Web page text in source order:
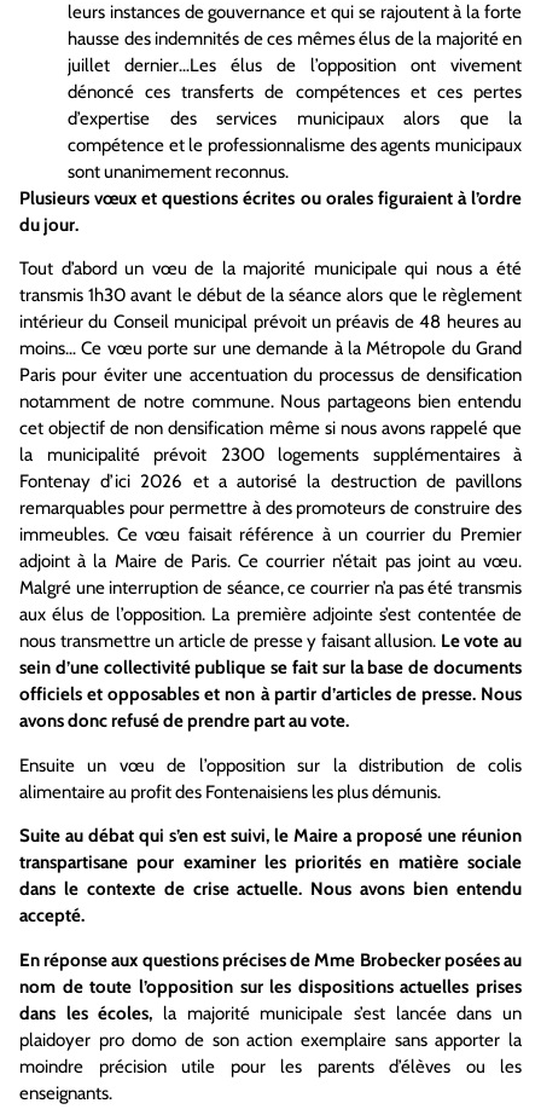
leurs instances de gouvernance et qui se rajoutent à la forte
hausse des indemnités de ces mêmes élus de la majorité en
juillet dernier…Les élus de l’opposition ont vivement
dénoncé ces transferts de compétences et ces pertes
d’expertise des services municipaux alors que la
compétence et le professionnalisme des agents municipaux
sont unanimement reconnus.
Plusieurs vœux et questions écrites ou orales figuraient à l’ordre
du jour.
Tout d’abord un vœu de la majorité municipale qui nous a été
transmis 1h30 avant le début de la séance alors que le règlement
intérieur du Conseil municipal prévoit un préavis de 48 heures au
moins… Ce vœu porte sur une demande à la Métropole du Grand
Paris pour éviter une accentuation du processus de densification
notamment de notre commune. Nous partageons bien entendu
cet objectif de non densification même si nous avons rappelé que
la municipalité prévoit 2300 logements supplémentaires à
Fontenay d’ici 2026 et a autorisé la destruction de pavillons
remarquables pour permettre à des promoteurs de construire des
immeubles. Ce vœu faisait référence à un courrier du Premier
adjoint à la Maire de Paris. Ce courrier n’était pas joint au vœu.
Malgré une interruption de séance, ce courrier n’a pas été transmis
aux élus de l’opposition. La première adjointe s’est contentée de
nous transmettre un article de presse y faisant allusion. Le vote au
sein d’une collectivité publique se fait sur la base de documents
officiels et opposables et non à partir d’articles de presse. Nous
avons donc refusé de prendre part au vote.
Ensuite un vœu de l’opposition sur la distribution de colis
alimentaire au profit des Fontenaisiens les plus démunis.
Suite au débat qui s’en est suivi, le Maire a proposé une réunion
transpartisane pour examiner les priorités en matière sociale
dans le contexte de crise actuelle. Nous avons bien entendu
accepté.
En réponse aux questions précises de Mme Brobecker posées au
nom de toute l’opposition sur les dispositions actuelles prises
dans les écoles, la majorité municipale s’est lancée dans un
plaidoyer pro domo de son action exemplaire sans apporter la
moindre précision utile pour les parents d’élèves ou les
enseignants.